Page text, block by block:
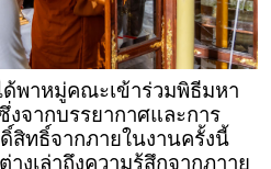
ด้พาหมู่คณะเข้าร่วมพิธีมหา
จากบรรยากาศและการ
สิทธิ์จากภายในงานครั้งนี้
เล่าถึงความรู้สึกจากภาาย